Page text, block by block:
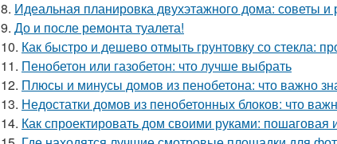
8. Идеальная планировка двухэтажного дома: советы и
9. До и после ремонта туалета!
10. Как быстро и дешево отмыть грунтовку со стекла:
11. Пенобетон или газобетон: что лучше выбрать
12. Плюсы и минусы домов из пенобетона: что важно
13. Недостатки домов из пенобетонных блоков: что
14. Как спроектировать дом своими руками: пошаговая